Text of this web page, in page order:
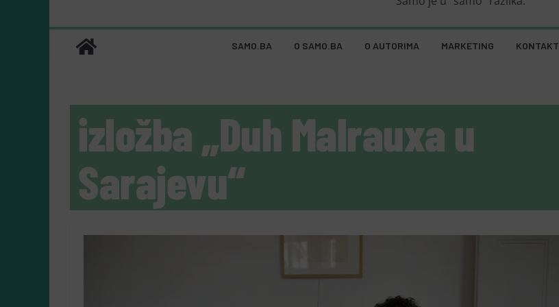
SAMO.BA O SAMO.BA O AUTORIMA MARKETING KONTAKT
izložba „Duh Malrauxa u
Sarajevu“